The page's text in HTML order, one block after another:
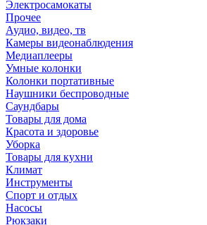
Электросамокаты
Прочее
Аудио, видео, тв
Камеры видеонаблюдения
Медиаплееры
Умные колонки
Колонки портативные
Наушники беспроводные
Саундбары
Товары для дома
Красота и здоровье
Уборка
Товары для кухни
Климат
Инструменты
Спорт и отдых
Насосы
Рюкзаки